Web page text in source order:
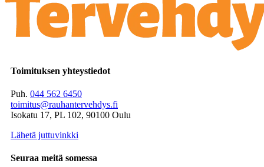
Toimituksen yhteystiedot
Puh. 044 562 6450
toimitus@rauhantervehdys.fi
Isokatu 17, PL 102, 90100 Oulu
Lähetä juttuvinkki
Seuraa meitä somessa